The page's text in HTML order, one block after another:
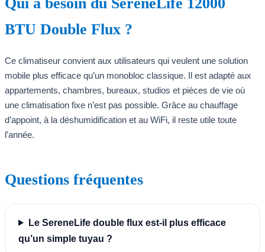
BTU Double Flux ?
Ce climatiseur convient aux utilisateurs qui veulent une solution
mobile plus efficace qu’un monobloc classique. Il est adapté aux
appartements, chambres, bureaux, studios et pièces de vie où
une climatisation fixe n’est pas possible. Grâce au chauffage
d’appoint, à la déshumidification et au WiFi, il reste utile toute
l’année.
Questions fréquentes
Le SereneLife double flux est-il plus efficace
qu’un simple tuyau ?